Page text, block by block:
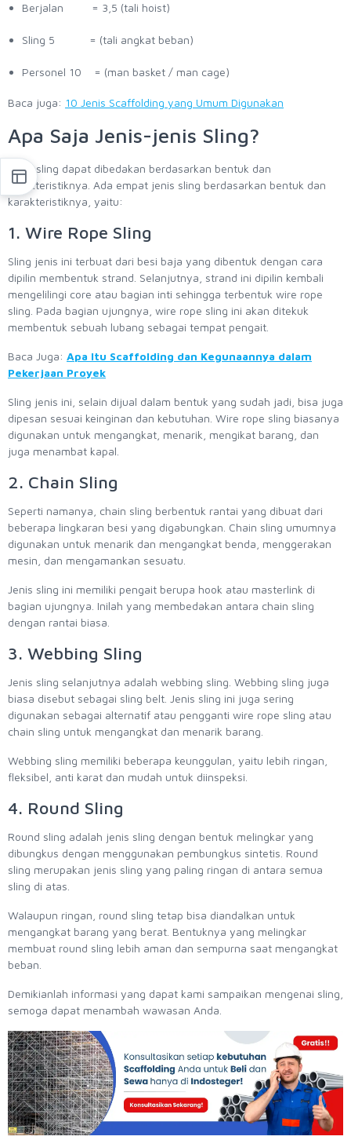
Berjalan = 3,5 (tali hoist)
Sling 5 = (tali angkat beban)
Personel 10 = (man basket / man cage)
Baca juga: 10 Jenis Scaffolding yang Umum Digunakan
Apa Saja Jenis-jenis Sling?
Jenis sling dapat dibedakan berdasarkan bentuk dan
karakteristiknya. Ada empat jenis sling berdasarkan bentuk dan
karakteristiknya, yaitu:
1. Wire Rope Sling
Sling jenis ini terbuat dari besi baja yang dibentuk dengan cara
dipilin membentuk strand. Selanjutnya, strand ini dipilin kembali
mengelilingi core atau bagian inti sehingga terbentuk wire rope
sling. Pada bagian ujungnya, wire rope sling ini akan ditekuk
membentuk sebuah lubang sebagai tempat pengait.
Baca Juga: Apa Itu Scaffolding dan Kegunaannya dalam
Pekerjaan Proyek
Sling jenis ini, selain dijual dalam bentuk yang sudah jadi, bisa juga
dipesan sesuai keinginan dan kebutuhan. Wire rope sling biasanya
digunakan untuk mengangkat, menarik, mengikat barang, dan
juga menambat kapal.
2. Chain Sling
Seperti namanya, chain sling berbentuk rantai yang dibuat dari
beberapa lingkaran besi yang digabungkan. Chain sling umumnya
digunakan untuk menarik dan mengangkat benda, menggerakan
mesin, dan mengamankan sesuatu.
Jenis sling ini memiliki pengait berupa hook atau masterlink di
bagian ujungnya. Inilah yang membedakan antara chain sling
dengan rantai biasa.
3. Webbing Sling
Jenis sling selanjutnya adalah webbing sling. Webbing sling juga
biasa disebut sebagai sling belt. Jenis sling ini juga sering
digunakan sebagai alternatif atau pengganti wire rope sling atau
chain sling untuk mengangkat dan menarik barang.
Webbing sling memiliki beberapa keunggulan, yaitu lebih ringan,
fleksibel, anti karat dan mudah untuk diinspeksi.
4. Round Sling
Round sling adalah jenis sling dengan bentuk melingkar yang
dibungkus dengan menggunakan pembungkus sintetis. Round
sling merupakan jenis sling yang paling ringan di antara semua
sling di atas.
Walaupun ringan, round sling tetap bisa diandalkan untuk
mengangkat barang yang berat. Bentuknya yang melingkar
membuat round sling lebih aman dan sempurna saat mengangkat
beban.
Demikianlah informasi yang dapat kami sampaikan mengenai sling,
semoga dapat menambah wawasan Anda.